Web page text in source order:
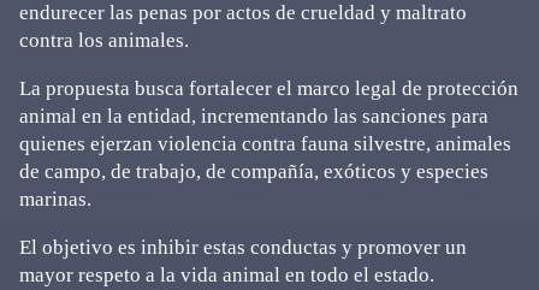
endurecer las penas por actos de crueldad y maltrato
contra los animales.
La propuesta busca fortalecer el marco legal de protección
animal en la entidad, incrementando las sanciones para
quienes ejerzan violencia contra fauna silvestre, animales
de campo, de trabajo, de compañía, exóticos y especies
marinas.
El objetivo es inhibir estas conductas y promover un
mayor respeto a la vida animal en todo el estado.